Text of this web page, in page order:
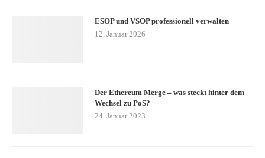
ESOP und VSOP professionell verwalten
12. Januar 2026
Der Ethereum Merge – was steckt hinter dem
Wechsel zu PoS?
24. Januar 2023